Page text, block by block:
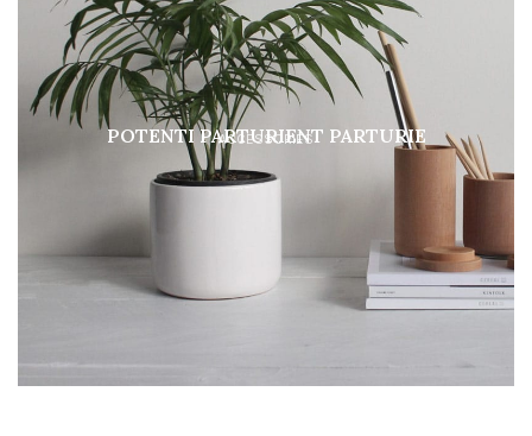
ACCESSORIES
POTENTI PARTURIENT PARTURIE